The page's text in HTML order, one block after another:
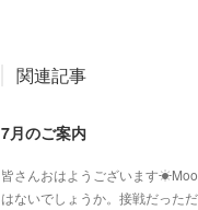
関連記事
7月のご案内
皆さんおはようございます
はないでしょうか。接戦だった